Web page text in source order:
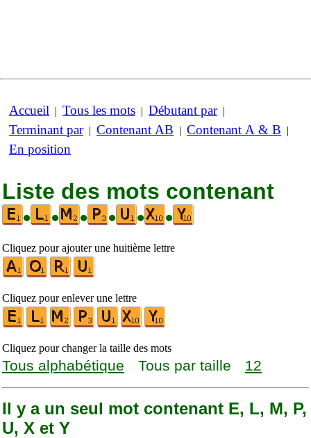
Accueil | Tous les mots | Débutant par|
Terminant par| Contenant AB | Contenant A & B |
En position
Liste des mots contenant
•
• • • • •
Cliquez pour ajouter une huitième lettre
Cliquez pour enlever une lettre
Cliquez pour changer la taille des mots
Tous alphabétique Tous par taille 12
Il y a un seul mot contenant E, L, M, P,
U, X et Y